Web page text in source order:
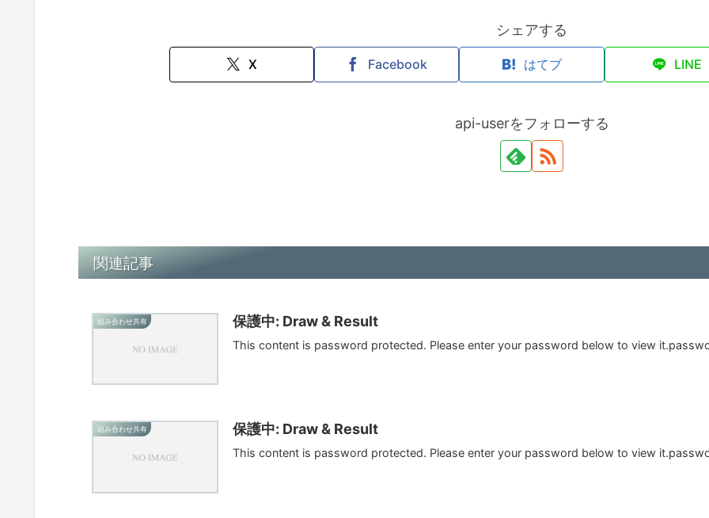
シェアする
X Facebook はてブ LINE
api-userをフォローする
関連記事
組み合わせ共有 保護中: Draw & Result
This content is password protected. Please enter your password below to view
組み合わせ共有 保護中: Draw & Result
This content is password protected. Please enter your password below to view